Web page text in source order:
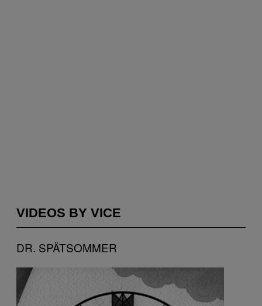
VIDEOS BY VICE
DR. SPÄTSOMMER